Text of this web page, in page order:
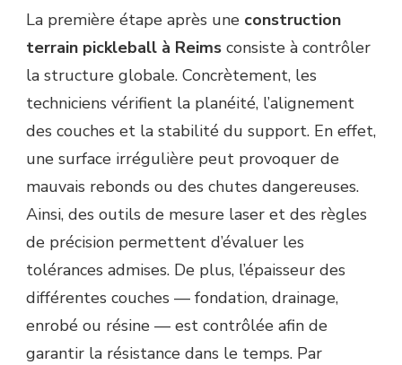
La première étape après une construction
terrain pickleball à Reims consiste à contrôler
la structure globale. Concrètement, les
techniciens vérifient la planéité, l’alignement
des couches et la stabilité du support. En effet,
une surface irrégulière peut provoquer de
mauvais rebonds ou des chutes dangereuses.
Ainsi, des outils de mesure laser et des règles
de précision permettent d’évaluer les
tolérances admises. De plus, l’épaisseur des
différentes couches — fondation, drainage,
enrobé ou résine — est contrôlée afin de
garantir la résistance dans le temps. Par